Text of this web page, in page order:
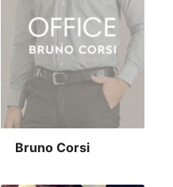
Bruno Corsi